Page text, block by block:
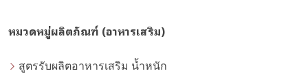
หมวดหมู่ผลิตภัณฑ์ (อาหารเสริม)
สูตรรับผลิตอาหารเสริม น้ำหนัก